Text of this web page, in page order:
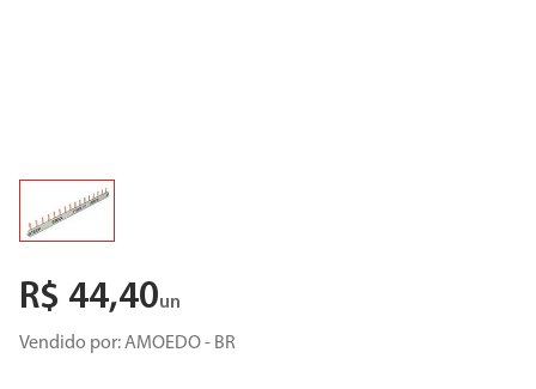
R$ 44,40un
Vendido por:AMOEDO - BR